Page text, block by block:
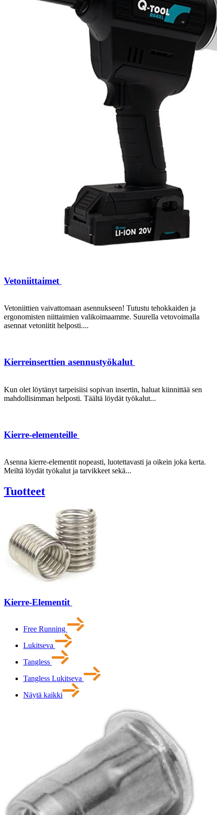
Vetoniittaimet
Vetoniittien vaivattomaan asennukseen! Tutustu tehokkaiden ja
ergonomisten niittaimien valikoimaamme. Suurella vetovoimalla
asennat vetoniitit helposti....
Kierreinserttien asennustyökalut
Kun olet löytänyt tarpeisiisi sopivan insertin, haluat kiinnittää sen
mahdollisimman helposti. Täältä löydät työkalut...
Kierre-elementeille
Asenna kierre-elementit nopeasti, luotettavasti ja oikein joka kerta.
Meiltä löydät työkalut ja tarvikkeet sekä...
Tuotteet
Kierre-Elementit
Free Running
Lukitseva
Tangless
Tangless Lukitseva
Näytä kaikki